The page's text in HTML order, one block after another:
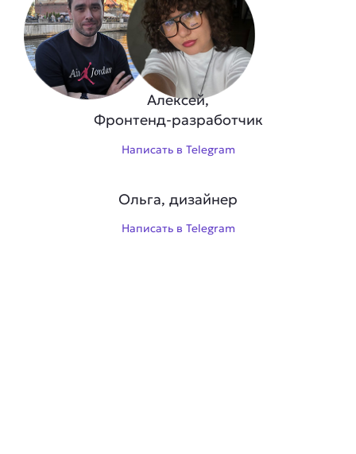
Алексей,
Фронтенд-разработчик
Написать в Telegram
Ольга, дизайнер
Написать в Telegram